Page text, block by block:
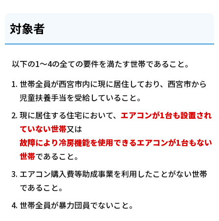
対象者
以下の1～4の全ての要件を満たす世帯であること。
世帯全員が西宮市内に現に居住しており、西宮市から
児童扶養手当を受給していること。
現に居住する住宅において、 エアコンが1台も設置され
ていない世帯又は
故障により冷房機能を使用できるエアコンが1台もない
世帯であること。
エアコン購入費等助成事業を利用したことがない世帯
であること。
世帯全員が暴力団員でないこと。